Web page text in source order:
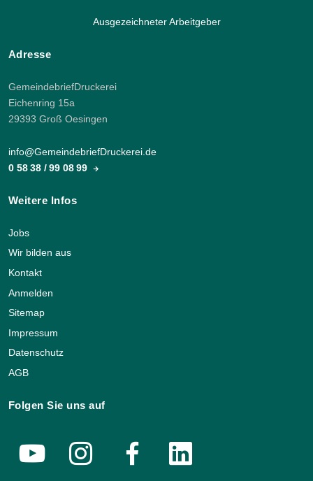
Ausgezeichneter Arbeitgeber
Adresse
GemeindebriefDruckerei
Eichenring 15a
29393 Groß Oesingen
info@GemeindebriefDruckerei.de
0 58 38 / 99 08 99
Weitere Infos
Jobs
Wir bilden aus
Kontakt
Anmelden
Sitemap
Impressum
Datenschutz
AGB
Folgen Sie uns auf